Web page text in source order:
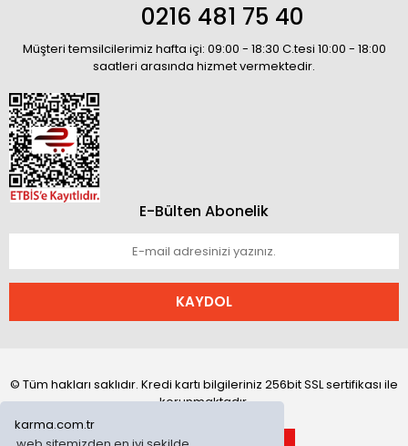
karma.com.tr
0216 481 75 40
Müşteri temsilcilerimiz hafta içi: 09:00 - 18:30 C.tesi 10:00 - 18:00
saatleri arasında hizmet vermektedir.
E-Bülten Abonelik
KAYDOL
© Tüm hakları saklıdır. Kredi kartı bilgileriniz 256bit SSL sertifikası ile
korunmaktadır.